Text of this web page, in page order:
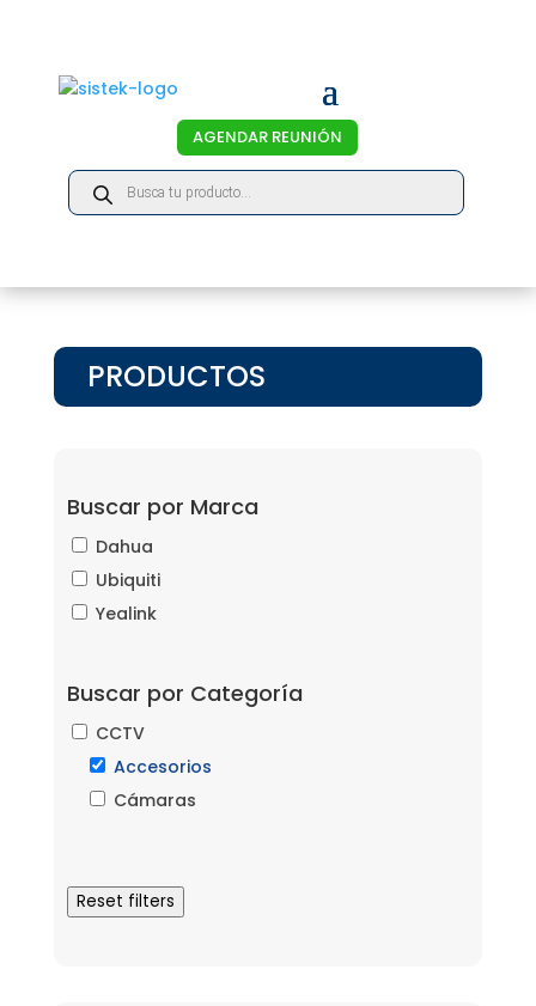
AGENDAR REUNIÓN
Products
search
PRODUCTOS
Buscar por Marca
Dahua
Ubiquiti
Yealink
Buscar por Categoría
CCTV
Accesorios
Cámaras
Reset filters